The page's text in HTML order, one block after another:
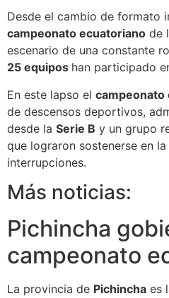
Desde el cambio de formato
campeonato ecuatoriano de
escenario de una constante
25 equipos han participado
En este lapso el campeonato
de descensos deportivos,
desde la Serie B y un grupo
que lograron sostenerse en
interrupciones.
Más noticias:
Pichincha
campeonato
La provincia de Pichincha es